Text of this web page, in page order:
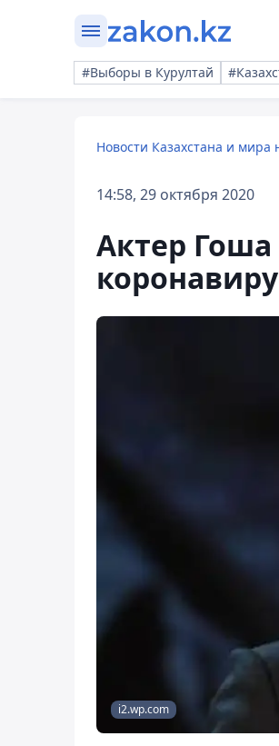
#Выборы в Курултай
Новости Казахстана и мира
14:58, 29 октября 2020
Актер Гоша
i2.wp.com